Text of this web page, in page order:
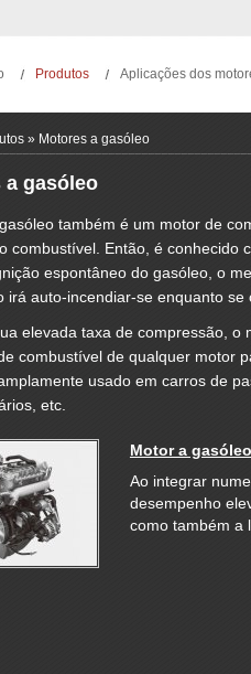
Produtos Aplicações dos
» Motores a gasóleo
a gasóleo
também é um motor de
combustível. Então, é conhecido
espontâneo do gasóleo, o
irá auto-incendiar-se enquanto
elevada taxa de compressão,
combustível de qualquer motor
usado em carros de
etc.
Motor a
Ao integrar
desempenho
como também a